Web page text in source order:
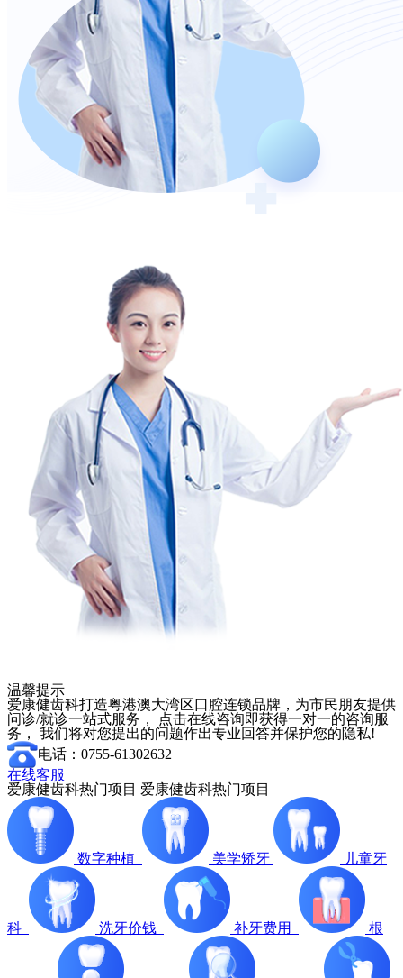
温馨提示
爱康健齿科打造粤港澳大湾区口腔连锁品牌，为市民朋友提供
问诊/就诊一站式服务， 点击在线咨询即获得一对一的咨询服
务， 我们将对您提出的问题作出专业回答并保护您的隐私!
电话：0755-61302632
在线客服
爱康健齿科热门项目 爱康健齿科热门项目
数字种植 美学矫牙 儿童牙
科 洗牙价钱 补牙费用 根